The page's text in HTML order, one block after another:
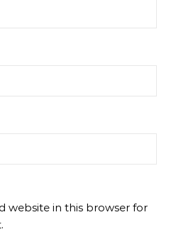
website in this browser for